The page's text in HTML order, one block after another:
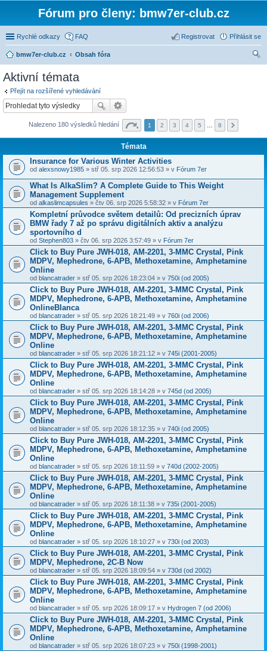
Fórum pro členy: bmw7er-club.cz
Rychlé odkazy FAQ Přihlásit se
Registrovat
bmw7er-club.cz
Obsah fóra
Aktivní témata
Přejít na rozšířené vyhledávání
Nalezeno 180 výsledků hledání 1 2 3 4 5 8
Témata
Insurance for Various Winter Activities
od alexsnowy1985 » stř 05. srp 2026 12:56:53 » v Fórum 7er
What Is AlkaSlim? A Complete Guide to This Weight
Management Supplement
od alkaslimcapsules » čtv 06. srp 2026 5:58:32 » v Fórum 7er
Kompletní průvodce světem detailů: Od precizních úprav
BMW řady 7 až po správu digitálních aktiv a analýzu
sportovního d
od Stephen803 » čtv 06. srp 2026 3:57:49 » v Fórum 7er
Click to Buy Pure JWH-018, AM-2201, 3-MMC Crystal, Pink
MDPV, Mephedrone, 6-APB, Methoxetamine, Amphetamine
Online
od blancatrader » stř 05. srp 2026 18:23:04 » v 750i (od 2005)
Click to Buy Pure JWH-018, AM-2201, 3-MMC Crystal, Pink
MDPV, Mephedrone, 6-APB, Methoxetamine, Amphetamine
OnlineBlanca
od blancatrader » stř 05. srp 2026 18:21:49 » v 760i (od 2006)
Click to Buy Pure JWH-018, AM-2201, 3-MMC Crystal, Pink
MDPV, Mephedrone, 6-APB, Methoxetamine, Amphetamine
Online
od blancatrader » stř 05. srp 2026 18:21:12 » v 745i (2001-2005)
Click to Buy Pure JWH-018, AM-2201, 3-MMC Crystal, Pink
MDPV, Mephedrone, 6-APB, Methoxetamine, Amphetamine
Online
od blancatrader » stř 05. srp 2026 18:14:28 » v 745d (od 2005)
Click to Buy Pure JWH-018, AM-2201, 3-MMC Crystal, Pink
MDPV, Mephedrone, 6-APB, Methoxetamine, Amphetamine
Online
od blancatrader » stř 05. srp 2026 18:12:35 » v 740i (od 2005)
Click to Buy Pure JWH-018, AM-2201, 3-MMC Crystal, Pink
MDPV, Mephedrone, 6-APB, Methoxetamine, Amphetamine
Online
od blancatrader » stř 05. srp 2026 18:11:59 » v 740d (2002-2005)
Click to Buy Pure JWH-018, AM-2201, 3-MMC Crystal, Pink
MDPV, Mephedrone, 6-APB, Methoxetamine, Amphetamine
Online
od blancatrader » stř 05. srp 2026 18:11:38 » v 735i (2001-2005)
Click to Buy Pure JWH-018, AM-2201, 3-MMC Crystal, Pink
MDPV, Mephedrone, 6-APB, Methoxetamine, Amphetamine
Online
od blancatrader » stř 05. srp 2026 18:10:27 » v 730i (od 2003)
Click to Buy Pure JWH-018, AM-2201, 3-MMC Crystal, Pink
MDPV, Mephedrone, 2C-B Now
od blancatrader » stř 05. srp 2026 18:09:54 » v 730d (od 2002)
Click to Buy Pure JWH-018, AM-2201, 3-MMC Crystal, Pink
MDPV, Mephedrone, 6-APB, Methoxetamine, Amphetamine
Online
od blancatrader » stř 05. srp 2026 18:09:17 » v Hydrogen 7 (od 2006)
Click to Buy Pure JWH-018, AM-2201, 3-MMC Crystal, Pink
MDPV, Mephedrone, 6-APB, Methoxetamine, Amphetamine
Online
od blancatrader » stř 05. srp 2026 18:07:23 » v 750i (1998-2001)